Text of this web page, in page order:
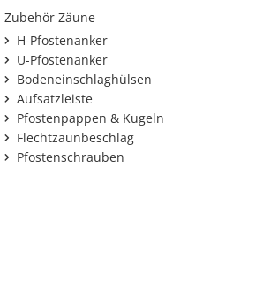
Zubehör Zäune
H-Pfostenanker
U-Pfostenanker
Bodeneinschlaghülsen
Aufsatzleiste
Pfostenpappen & Kugeln
Flechtzaunbeschlag
Pfostenschrauben